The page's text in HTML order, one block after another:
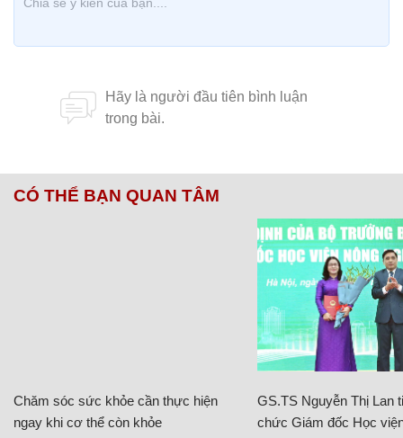
CÓ THỂ BẠN QUAN TÂM
Chăm sóc sức khỏe cần thực hiện
ngay khi cơ thể còn khỏe
GS.TS Nguyễn Thị Lan
chức Giám đốc Học